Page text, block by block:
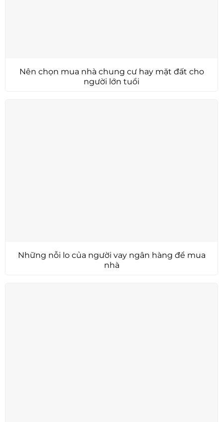
Nên chọn mua nhà chung cư hay mặt đất cho
người lớn tuổi
Những nỗi lo của người vay ngân hàng để mua
nhà